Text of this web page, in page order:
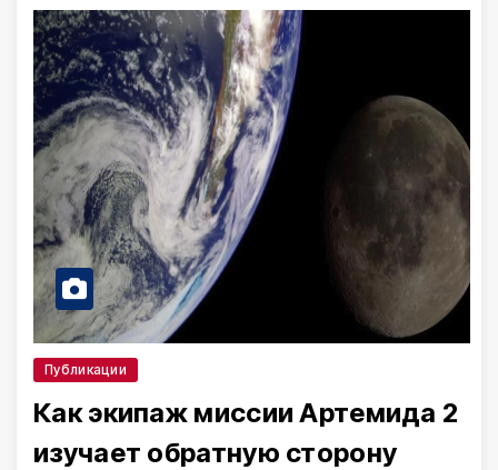
Публикации
Как экипаж миссии Артемида 2
изучает обратную сторону